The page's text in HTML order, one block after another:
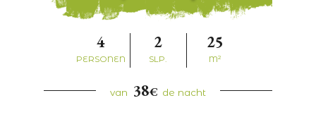
4
PERSONEN
2
SLP.
25
M²
van 38€ de nacht